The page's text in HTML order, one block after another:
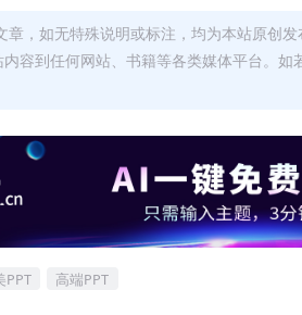
章，如无特殊说明或标注，均为本站原创
容到任何网站、书籍等各类媒体平台。
PPT 高端PPT